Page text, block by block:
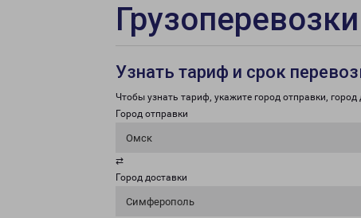
Узнать тариф и срок
Чтобы узнать тариф, укажите город отправки, город
Город отправки
Омск
⇄
Город доставки
Симферополь